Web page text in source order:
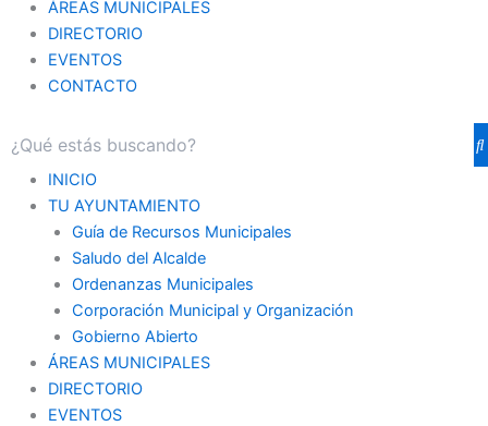
ÁREAS MUNICIPALES
DIRECTORIO
EVENTOS
CONTACTO
INICIO
TU AYUNTAMIENTO
Guía de Recursos Municipales
Saludo del Alcalde
Ordenanzas Municipales
Corporación Municipal y Organización
Gobierno Abierto
ÁREAS MUNICIPALES
DIRECTORIO
EVENTOS